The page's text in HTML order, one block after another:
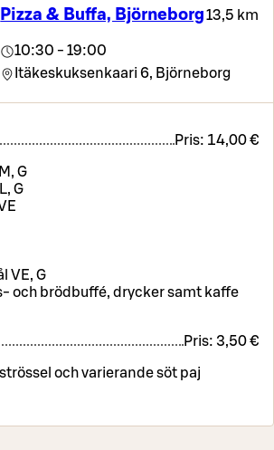
Pizza & Buffa, Björneborg13,5 km
10:30 - 19:00
Itäkeskuksenkaari 6, Björneborg
Pris: 14,00 €
G
G
VE, G
och brödbuffé, drycker samt kaffe
Pris: 3,50 €
och varierande söt paj